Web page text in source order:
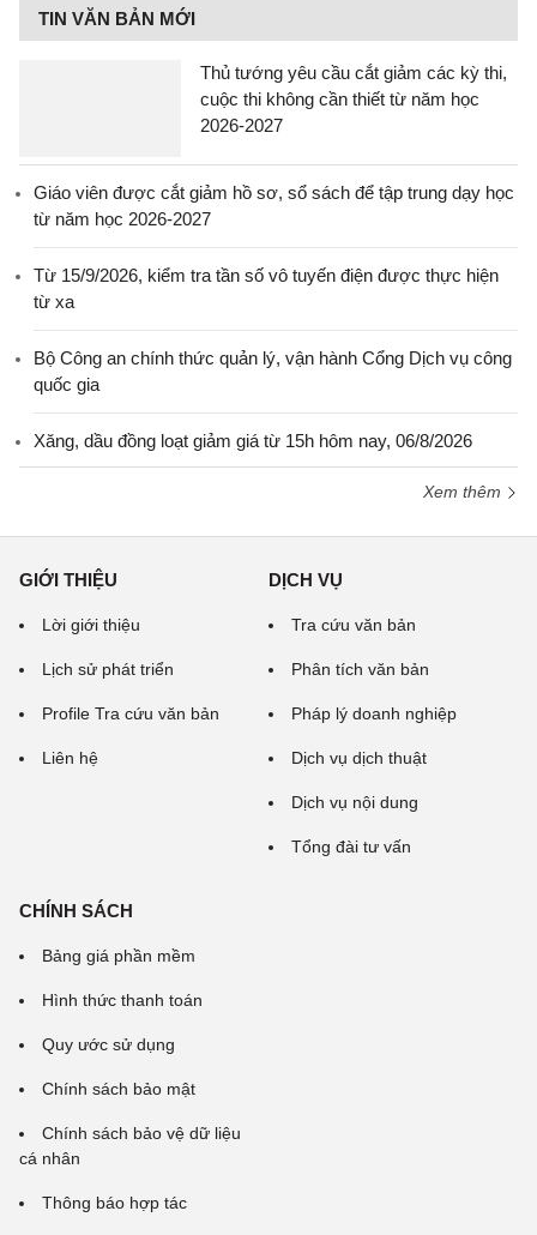
TIN VĂN BẢN MỚI
Thủ tướng yêu cầu cắt giảm các kỳ thi,
cuộc thi không cần thiết từ năm học
2026-2027
Giáo viên được cắt giảm hồ sơ, sổ sách để tập trung dạy học
từ năm học 2026-2027
Từ 15/9/2026, kiểm tra tần số vô tuyến điện được thực hiện
từ xa
Bộ Công an chính thức quản lý, vận hành Cổng Dịch vụ công
quốc gia
Xăng, dầu đồng loạt giảm giá từ 15h hôm nay, 06/8/2026
Xem thêm
GIỚI THIỆU
Lời giới thiệu
Lịch sử phát triển
Profile Tra cứu văn bản
Liên hệ
DỊCH VỤ
Tra cứu văn bản
Phân tích văn bản
Pháp lý doanh nghiệp
Dịch vụ dịch thuật
Dịch vụ nội dung
Tổng đài tư vấn
CHÍNH SÁCH
Bảng giá phần mềm
Hình thức thanh toán
Quy ước sử dụng
Chính sách bảo mật
Chính sách bảo vệ dữ liệu
cá nhân
Thông báo hợp tác